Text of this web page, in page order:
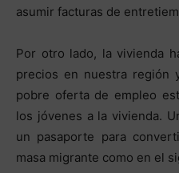
asumir facturas de
Por otro lado, la vivienda
precios en nuestra región
pobre oferta de empleo
los jóvenes a la vivienda.
un pasaporte para
masa migrante como en el